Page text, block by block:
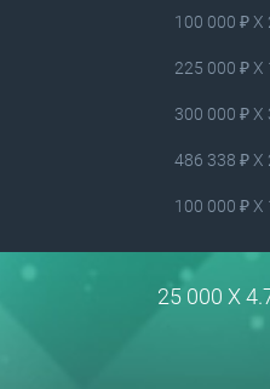
100 000 ₽ X
225 000 ₽ X
300 000 ₽ X
486 338 ₽ X
100 000 ₽ X
25 000 X